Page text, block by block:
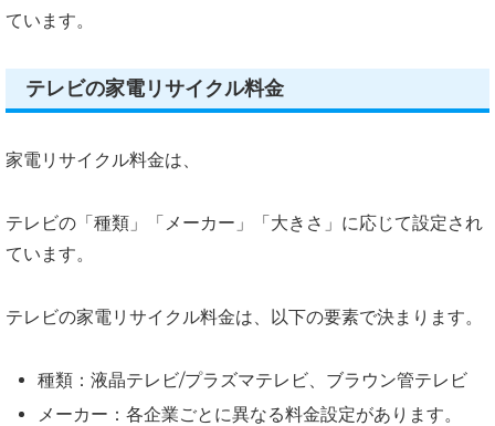
ています。
テレビの家電リサイクル料金
家電リサイクル料金は、
テレビの「種類」「メーカー」「大きさ」に応じて設定され
ています。
テレビの家電リサイクル料金は、以下の要素で決まります。
種類：液晶テレビ/プラズマテレビ、ブラウン管テレビ
メーカー：各企業ごとに異なる料金設定があります。